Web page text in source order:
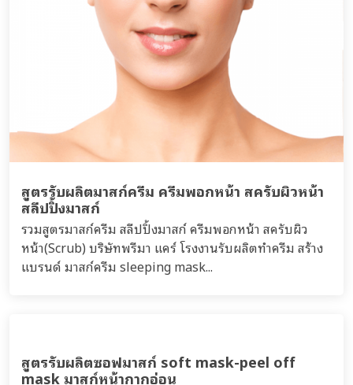
สูตรรับผลิตมาสก์ครีม ครีมพอกหน้า สครับผิวหน้า
สลีปปิ้งมาสก์
รวมสูตรมาสก์ครีม สลีปปิ้งมาสก์ ครีมพอกหน้า สครับผิว
หน้า(Scrub) บริษัทพรีมา แคร์ โรงงานรับผลิตทำครีม สร้าง
แบรนด์ มาสก์ครีม sleeping mask...